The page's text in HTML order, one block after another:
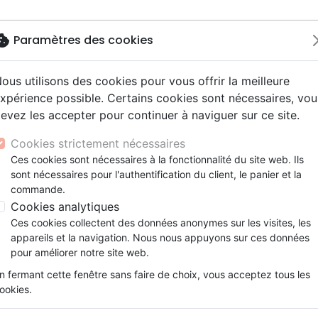
NouveautésBibles
courant
Français fondamental
Bibles d'étude
Nouveaux Testaments
Evangiles
Livres
société, politique
adoration, louange
santé
couple
Israël, Messianique
Evangelisation
Témoignages, biographies
Romans
jeunes
jeunesse
méditations jeunesse
Livres d'activités
CD Jeunesse
Enseignement jeunesse
Jeunesse
vraies, témoignages
reportages
Concerts, spectacles
Accessoires de Bible
Chrétiens en danger de mort - Quand la foi coûte
Chrétiens en danger de
Référence
Description Détails du produit
La foi en Christ est tout
Paramètres des cookies
utilisons des cookies pour vous offrir la meilleure
possible. Certains cookies sont nécessaires,
les accepter pour continuer à naviguer sur ce site.
Cookies strictement nécessaires
Ces cookies sont nécessaires à la fonctionnalité du site web. Ils
sont nécessaires pour l'authentification du client, le panier et la
commande.
Cookies analytiques
Ces cookies collectent des données anonymes sur les visites, les
appareils et la navigation. Nous nous appuyons sur ces données
pour améliorer notre site web.
fermant cette fenêtre sans faire de choix, vous acceptez tous les